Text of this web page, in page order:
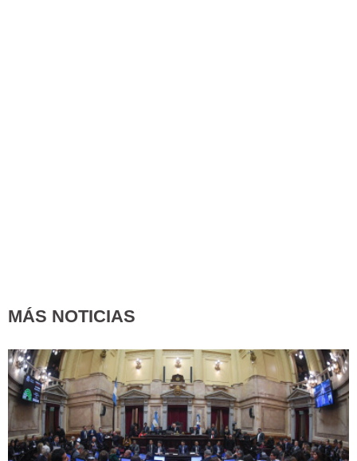
MÁS NOTICIAS